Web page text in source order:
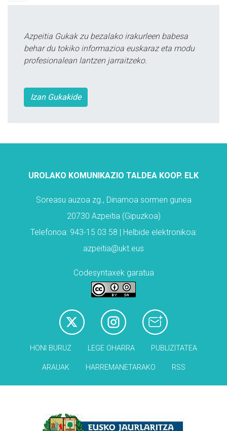
Azpeitia Gukak zu bezalako irakurleen babesa
behar du tokiko informazioa euskaraz eta modu
profesionalean lantzen jarraitzeko.
Izan Gukakide
UROLAKO KOMUNIKAZIO TALDEA KOOP. ELK
Soreasu auzoa zg., Dinamoa sormen gunea
20730 Azpeitia (Gipuzkoa)
Telefonoa: 943-15 03 58 | Helbide elektronikoa:
azpeitia@ukt.eus
Codesyntaxek garatua
HONI BURUZ LEGE OHARRA PUBLIZITATEA
ARAUAK HARREMANETARAKO RSS